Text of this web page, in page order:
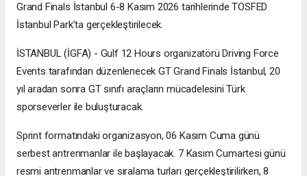
Grand Finals İstanbul 6-8 Kasım 2026 tarihlerinde TOSFED
İstanbul Park’ta gerçekleştirilecek.
İSTANBUL (İGFA) - Gulf 12 Hours organizatörü Driving Force
Events tarafından düzenlenecek GT Grand Finals İstanbul, 20
yıl aradan sonra GT sınıfı araçların mücadelesini Türk
sporseverler ile buluşturacak.
Sprint formatındaki organizasyon, 06 Kasım Cuma günü
serbest antrenmanlar ile başlayacak. 7 Kasım Cumartesi günü
resmi antrenmanlar ve sıralama turları gerçekleştirilirken, 8